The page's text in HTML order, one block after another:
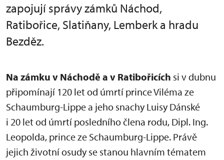
zapojují správy zámků Náchod,
Ratibořice, Slatiňany, Lemberk a hradu
Bezděz.
Na zámku v Náchodě a v Ratibořicích si v dubnu
připomínají 120 let od úmrtí prince Viléma ze
Schaumburg-Lippe a jeho snachy Luisy Dánské
i 20 let od úmrtí posledního člena rodu, Dipl. Ing.
Leopolda, prince ze Schaumburg-Lippe. Právě
jejich životní osudy se stanou hlavním tématem